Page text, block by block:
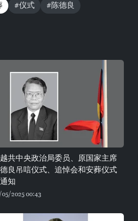
#仪式 #陈德良
共中央政治局委员、原国家主席
良吊唁仪式、追悼会和安葬仪式
知
2025 00:43